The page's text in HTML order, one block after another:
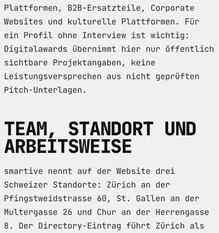
Plattformen, B2B-Ersatzteile, Corporate
Websites und kulturelle Plattformen. Für
ein Profil ohne Interview ist wichtig:
Digitalawards übernimmt hier nur öffentlich
sichtbare Projektangaben, keine
Leistungsversprechen aus nicht geprüften
Pitch-Unterlagen.
TEAM, STANDORT UND
ARBEITSWEISE
smartive nennt auf der Website drei
Schweizer Standorte: Zürich an der
Pfingstweidstrasse 60, St. Gallen an der
Multergasse 26 und Chur an der Herrengasse
8. Der Directory-Eintrag führt Zürich als